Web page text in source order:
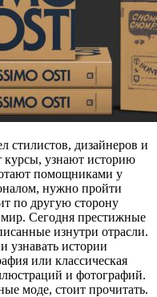
стилистов, дизайнеров и
курсы, узнают историю
помощниками у
нужно пройти
по другую сторону
мир. Сегодня престижные
изнутри отрасли.
узнавать истории
или классическая
и фотографий.
моде, стоит прочитать.